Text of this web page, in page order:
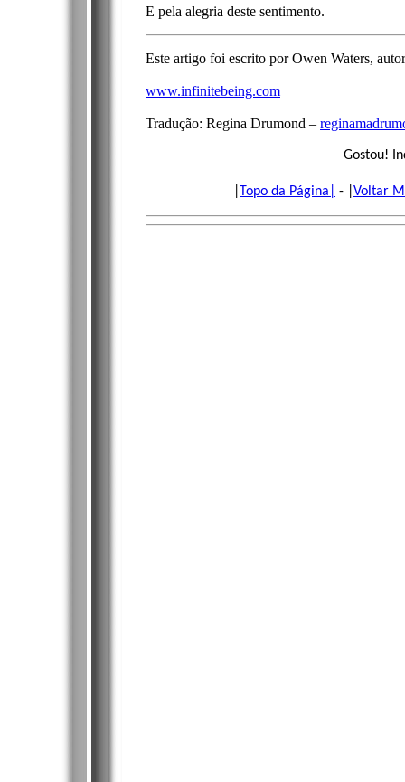
E pela alegria deste sentimento.
Este artigo foi escrito por Owen Waters,
www.infinitebeing.com
Tradução: Regina Drumond –
Gostou!
Topo da Página| - | Voltar